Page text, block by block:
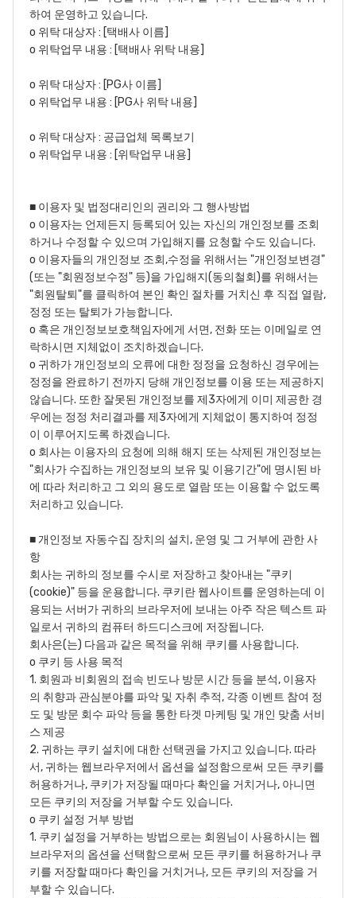
하여 운영하고 있습니다.
o 위탁 대상자 : [택배사 이름]
o 위탁업무 내용 : [택배사 위탁 내용]
o 위탁 대상자 : [PG사 이름]
o 위탁업무 내용 : [PG사 위탁 내용]
o 위탁 대상자 : 공급업체 목록보기
o 위탁업무 내용 : [위탁업무 내용]
■ 이용자 및 법정대리인의 권리와 그 행사방법
o 이용자는 언제든지 등록되어 있는 자신의 개인정보를 조회
하거나 수정할 수 있으며 가입해지를 요청할 수도 있습니다.
o 이용자들의 개인정보 조회,수정을 위해서는 "개인정보변경"
(또는 "회원정보수정" 등)을 가입해지(동의철회)를 위해서는
"회원탈퇴"를 클릭하여 본인 확인 절차를 거치신 후 직접 열람,
정정 또는 탈퇴가 가능합니다.
o 혹은 개인정보보호책임자에게 서면, 전화 또는 이메일로 연
락하시면 지체없이 조치하겠습니다.
o 귀하가 개인정보의 오류에 대한 정정을 요청하신 경우에는
정정을 완료하기 전까지 당해 개인정보를 이용 또는 제공하지
않습니다. 또한 잘못된 개인정보를 제3자에게 이미 제공한 경
우에는 정정 처리결과를 제3자에게 지체없이 통지하여 정정
이 이루어지도록 하겠습니다.
o 회사는 이용자의 요청에 의해 해지 또는 삭제된 개인정보는
"회사가 수집하는 개인정보의 보유 및 이용기간"에 명시된 바
에 따라 처리하고 그 외의 용도로 열람 또는 이용할 수 없도록
처리하고 있습니다.
■ 개인정보 자동수집 장치의 설치, 운영 및 그 거부에 관한 사
항
회사는 귀하의 정보를 수시로 저장하고 찾아내는 "쿠키
(cookie)" 등을 운용합니다. 쿠키란 웹사이트를 운영하는데 이
용되는 서버가 귀하의 브라우저에 보내는 아주 작은 텍스트 파
일로서 귀하의 컴퓨터 하드디스크에 저장됩니다.
회사은(는) 다음과 같은 목적을 위해 쿠키를 사용합니다.
o 쿠키 등 사용 목적
1. 회원과 비회원의 접속 빈도나 방문 시간 등을 분석, 이용자
의 취향과 관심분야를 파악 및 자취 추적, 각종 이벤트 참여 정
도 및 방문 회수 파악 등을 통한 타겟 마케팅 및 개인 맞춤 서비
스 제공
2. 귀하는 쿠키 설치에 대한 선택권을 가지고 있습니다. 따라
서, 귀하는 웹브라우저에서 옵션을 설정함으로써 모든 쿠키를
허용하거나, 쿠키가 저장될 때마다 확인을 거치거나, 아니면
모든 쿠키의 저장을 거부할 수도 있습니다.
o 쿠키 설정 거부 방법
1. 쿠키 설정을 거부하는 방법으로는 회원님이 사용하시는 웹
브라우저의 옵션을 선택함으로써 모든 쿠키를 허용하거나 쿠
키를 저장할 때마다 확인을 거치거나, 모든 쿠키의 저장을 거
부할 수 있습니다.